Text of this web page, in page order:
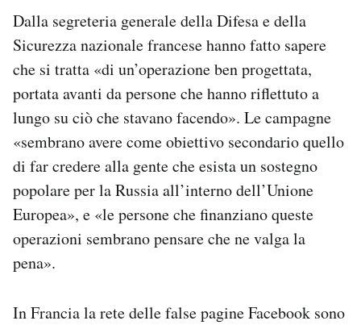
Dalla segreteria generale della Difesa e della
Sicurezza nazionale francese hanno fatto sapere
che si tratta «di un’operazione ben progettata,
portata avanti da persone che hanno riflettuto a
lungo su ciò che stavano facendo». Le campagne
«sembrano avere come obiettivo secondario quello
di far credere alla gente che esista un sostegno
popolare per la Russia all’interno dell’Unione
Europea», e «le persone che finanziano queste
operazioni sembrano pensare che ne valga la
pena».
In Francia la rete delle false pagine Facebook sono